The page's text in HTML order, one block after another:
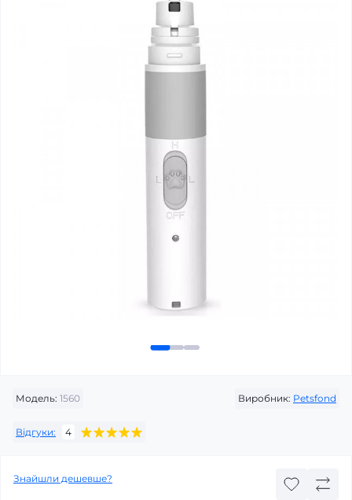
Модель: 1560 Виробник: Petsfond
Відгуки: 4
Знайшли дешевше?